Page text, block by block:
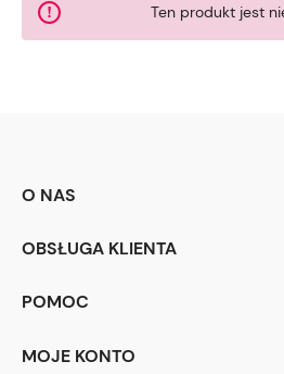
Ten produkt jest
O NAS
OBSŁUGA KLIENTA
POMOC
MOJE KONTO